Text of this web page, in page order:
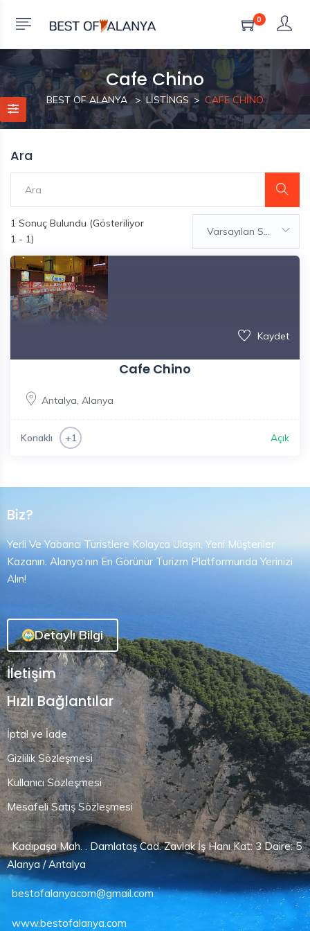
0
Cafe Chino
BEST OF ALANYA LISTINGS CAFE CHINO
Ara
1 Sonuç Bulundu (Gösteriliyor
1 - 1)
Varsayılan Sıralama
Kaydet
Cafe Chino
Antalya, Alanya
Konaklı +1 Açık
Biz?
Yerli Ve Yabancı Turistlere Kolayca Ulaşın, Yeni Müşteriler
Kazanın. Alanya’nın En Görünür Turizm Platformunda Yerinizi
Alın!
Detaylı Bilgi
İletişim
Hızlı Bağlantılar
İptal ve İade
Gizlilik Sözleşmesi
Kullanıcı Sözleşmesi
Mesafeli Satış Sözleşmesi
Kadıpaşa Mah. . Damlataş Cad. Zavlak İş Hanı Kat: 3 Daire: 5
Alanya / Antalya
bestofalanyacom@gmail.com
www.bestofalanya.com